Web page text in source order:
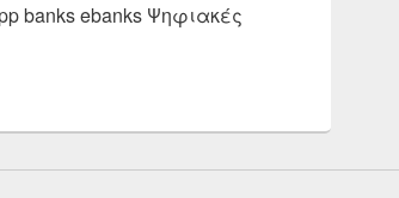
banks ebanks Ψηφιακές